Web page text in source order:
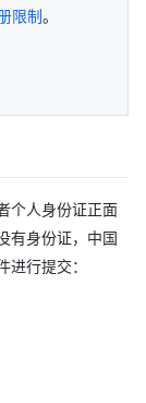
限制。
个人身份证正面
有身份证，中国
行提交：